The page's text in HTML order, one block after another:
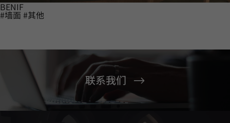
BENIF
#墙面 #其他
联系我们